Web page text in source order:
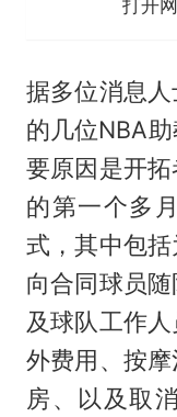
打开
据多位消息
的几位NBA
要原因是开
的第一个多
式，其中包
向合同球员
及球队工作
外费用、按
房、以及取